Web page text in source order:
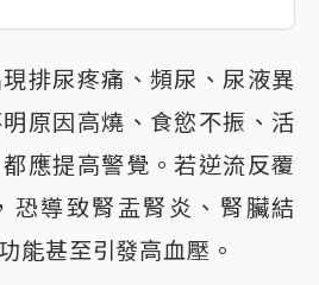
排尿疼痛、頻尿、尿液異
原因高燒、食慾不振、活
應提高警覺。若逆流反覆
恐導致腎盂腎炎、腎臟結
能甚至引發高血壓。